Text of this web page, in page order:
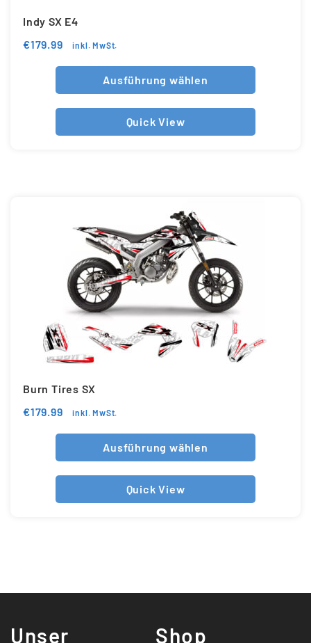
Indy SX E4
€179.99 inkl. MwSt.
Ausführung wählen
Quick View
Burn Tires SX
€179.99 inkl. MwSt.
Ausführung wählen
Quick View
Unser
Shop